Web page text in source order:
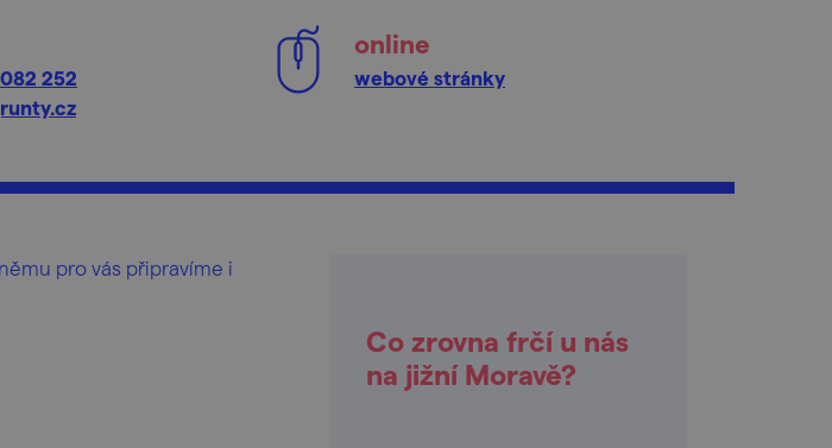
252
online
webové stránky
pro vás připravíme i
Co zrovna frčí u nás
na jižní Moravě?